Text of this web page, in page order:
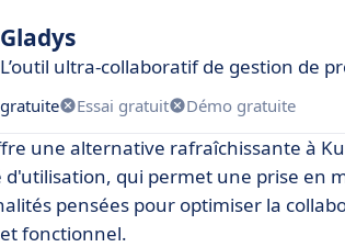
Gladys
L’outil ultra-collaboratif de gestion de
Essai gratuit Démo gratuite
une alternative rafraîchissante à
d'utilisation, qui permet une prise en
pensées pour optimiser la
fonctionnel.